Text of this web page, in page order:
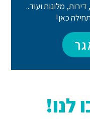
דירות, מלונות ועוד..
כאן!
לנו!